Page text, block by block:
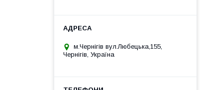
м.Чернігів вул.Любецька,155,
Чернігів, Україна